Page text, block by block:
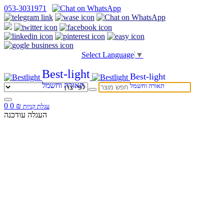
053-3031971
Select Language ▼
Best-light
תאורה וחשמל
Best-light
תאורה וחשמל
0 עגלת קניות ₪
0
העגלה עודכנה